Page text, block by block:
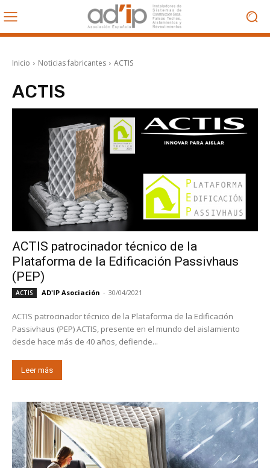
Inicio Noticias fabricantes ACTIS
ACTIS
ACTIS patrocinador técnico de la
Plataforma de la Edificación Passivhaus
(PEP)
ACTIS AD'IP Asociación - 30/04/2021
ACTIS patrocinador técnico de la Plataforma de la Edificación
Passivhaus (PEP) ACTIS, presente en el mundo del aislamiento
desde hace más de 40 años, defiende...
Leer más